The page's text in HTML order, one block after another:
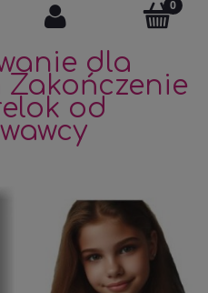
dla
Zakończenie
od